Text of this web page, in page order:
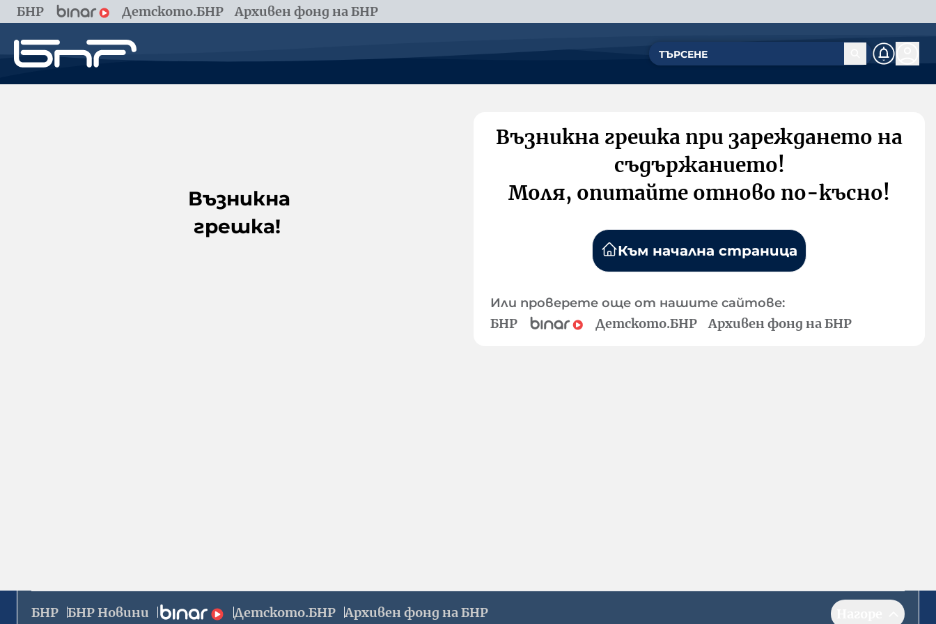
БНР Детското.БНР Архивен фонд на БНР
Възникна
грешка!
Възникна грешка при зареждането на
съдържанието!
Моля, опитайте отново по-късно!
Към начална страница
Или проверете още от нашите сайтове:
БНР Детското.БНР Архивен фонд на БНР
БНР БНР Новини Детското.БНР Архивен фонд на БНР